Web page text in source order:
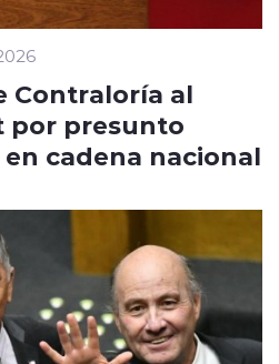
Contraloría al
por presunto
cadena nacional